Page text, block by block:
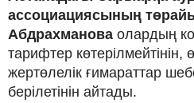
ассоциациясының
Абдрахманова олардың
тарифтер
жертөлелік ғимараттар
берілетінін айтады.